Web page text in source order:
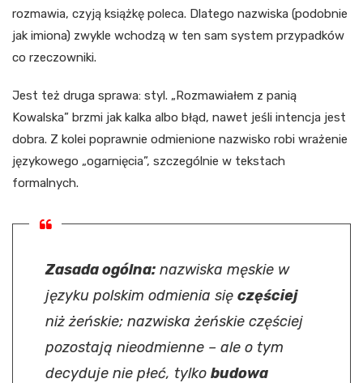
rozmawia, czyją książkę poleca. Dlatego nazwiska (podobnie
jak imiona) zwykle wchodzą w ten sam system przypadków
co rzeczowniki.
Jest też druga sprawa: styl. „Rozmawiałem z panią
Kowalska” brzmi jak kalka albo błąd, nawet jeśli intencja jest
dobra. Z kolei poprawnie odmienione nazwisko robi wrażenie
językowego „ogarnięcia”, szczególnie w tekstach
formalnych.
Zasada ogólna: nazwiska męskie w
języku polskim odmienia się częściej
niż żeńskie; nazwiska żeńskie częściej
pozostają nieodmienne – ale o tym
decyduje nie płeć, tylko budowa